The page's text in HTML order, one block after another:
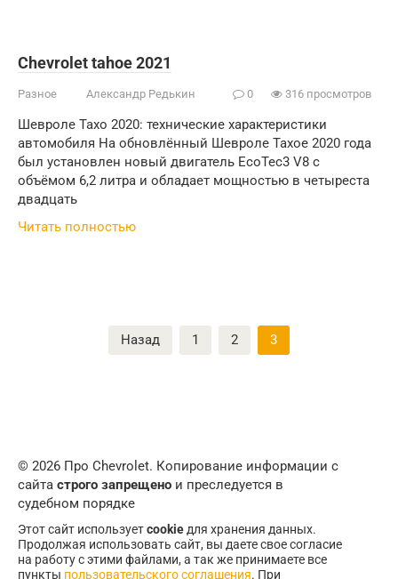
Chevrolet tahoe 2021
Разное Александр Редькин 0 316 просмотров
Шевроле Тахо 2020: технические характеристики
автомобиля На обновлённый Шевроле Тахое 2020 года
был установлен новый двигатель EcoTec3 V8 с
объёмом 6,2 литра и обладает мощностью в четыреста
двадцать
Читать полностью
Назад 1 2 3
© 2026 Про Chevrolet. Копирование информации с
сайта строго запрещено и преследуется в
судебном порядке
Этот сайт используетcookie для хранения данных.
Продолжая использовать сайт, вы даете свое согласие
на работу с этими файлами, а так же принимаете все
пункты пользовательского соглашения. При